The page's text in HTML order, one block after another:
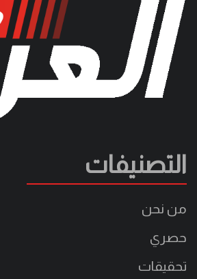
التصنيفات
من نحن
حصري
تحقيقات